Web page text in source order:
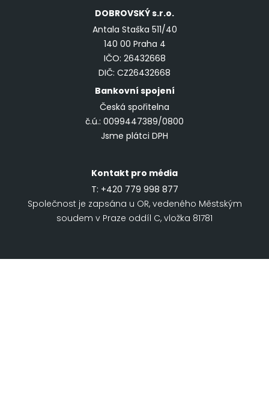
DOBROVSKÝs.r.o.
Antala Staška 511/40
140 00 Praha 4
IČO: 26432668
DIČ: CZ26432668
Bankovní spojení
Česká spořitelna
č.ú.: 0099447389/0800
Jsme plátci DPH
Kontakt pro média
T: +420 779 998 877
Společnost je zapsána u OR, vedeného Městským
soudem v Praze oddíl C, vložka 81781